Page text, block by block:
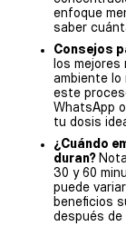
enfoque
saber
Consejos
los
ambiente lo
este
WhatsApp
tu dosis
¿Cuándo
duran?
30 y 60
puede
beneficios
después de